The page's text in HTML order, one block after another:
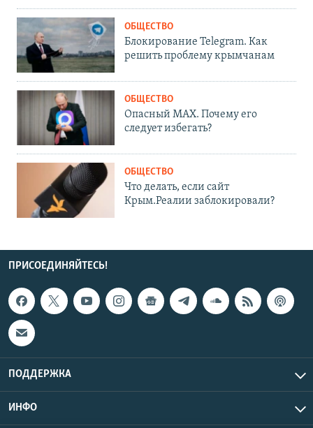
ОБЩЕСТВО
Блокирование Telegram. Как
решить проблему крымчанам
ОБЩЕСТВО
Опасный MAX. Почему его
следует избегать?
ОБЩЕСТВО
Что делать, если сайт
Крым.Реалии заблокировали?
ПРИСОЕДИНЯЙТЕСЬ!
ПОДДЕРЖКА
ИНФО